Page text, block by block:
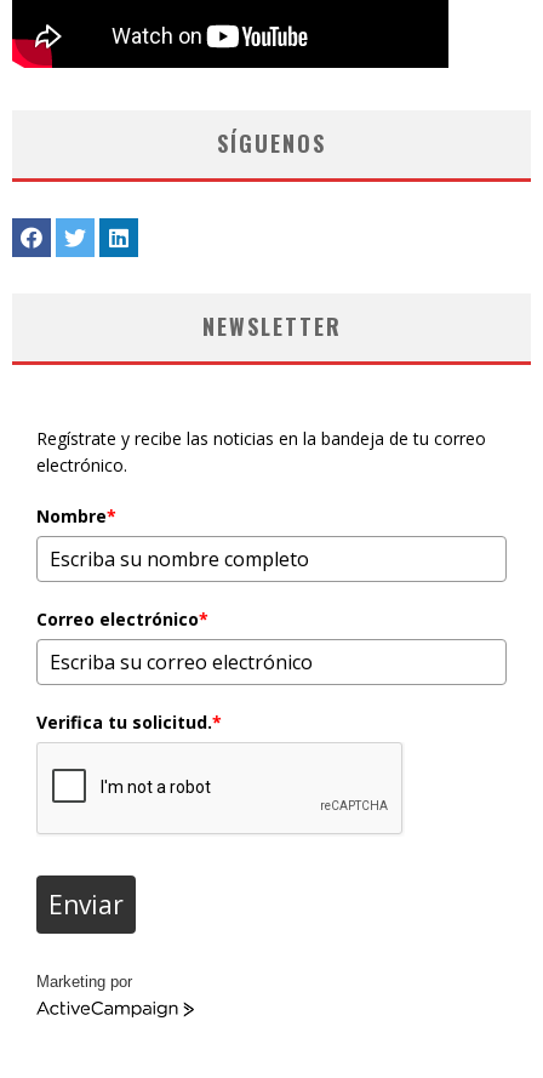
SÍGUENOS
NEWSLETTER
Regístrate y recibe las noticias en la bandeja de tu correo
electrónico.
Nombre*
Correo electrónico*
Verifica tu solicitud.*
Enviar
Marketing por
ActiveCampaign